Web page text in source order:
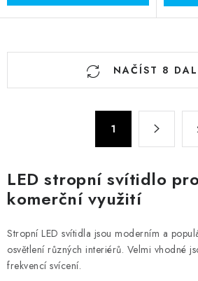
O
c
í
p
r
v
k
NAČÍST 8
á
n
k
v
á
n
1
LED stropní svítidlo
komerční využití
Stropní LED svítidla jsou moderním a
osvětlení různých interiérů. Velmi vhodné
frekvencí svícení.